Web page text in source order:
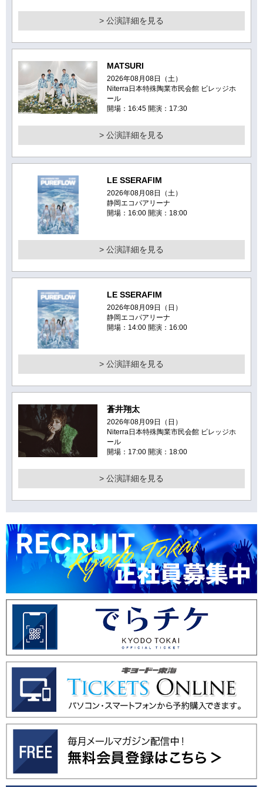
> 公演詳細を見る
MATSURI
2026年08月08日（土）
Niterra日本特殊陶業市民会館 ビレッジホ
ール
開場：16:45 開演：17:30
> 公演詳細を見る
LE SSERAFIM
2026年08月08日（土）
静岡エコパアリーナ
開場：16:00 開演：18:00
> 公演詳細を見る
LE SSERAFIM
2026年08月09日（日）
静岡エコパアリーナ
開場：14:00 開演：16:00
> 公演詳細を見る
蒼井翔太
2026年08月09日（日）
Niterra日本特殊陶業市民会館 ビレッジホ
ール
開場：17:00 開演：18:00
> 公演詳細を見る